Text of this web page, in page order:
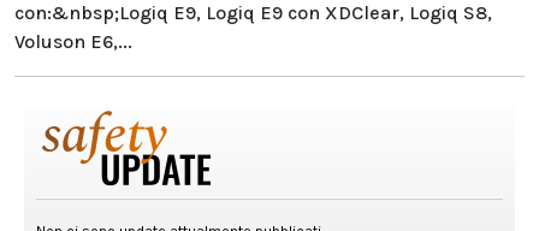
con:&nbsp;Logiq E9, Logiq E9 con XDClear, Logiq S8,
Voluson E6,...